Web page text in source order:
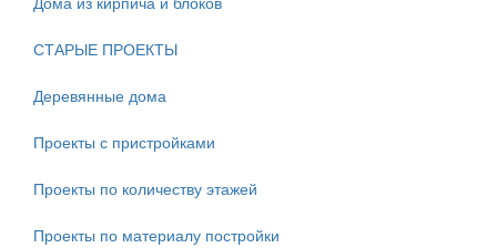
СТАРЫЕ ПРОЕКТЫ
Деревянные дома
Проекты с пристройками
Проекты по количеству этажей
Проекты по материалу постройки